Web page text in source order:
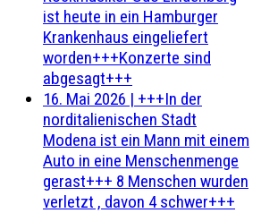
ist heute in ein Hamburger
Krankenhaus eingeliefert
worden+++Konzerte sind
abgesagt+++
16. Mai 2026 | +++In der
norditalienischen Stadt
Modena ist ein Mann mit einem
Auto in eine Menschenmenge
gerast+++ 8 Menschen wurden
verletzt , davon 4 schwer+++